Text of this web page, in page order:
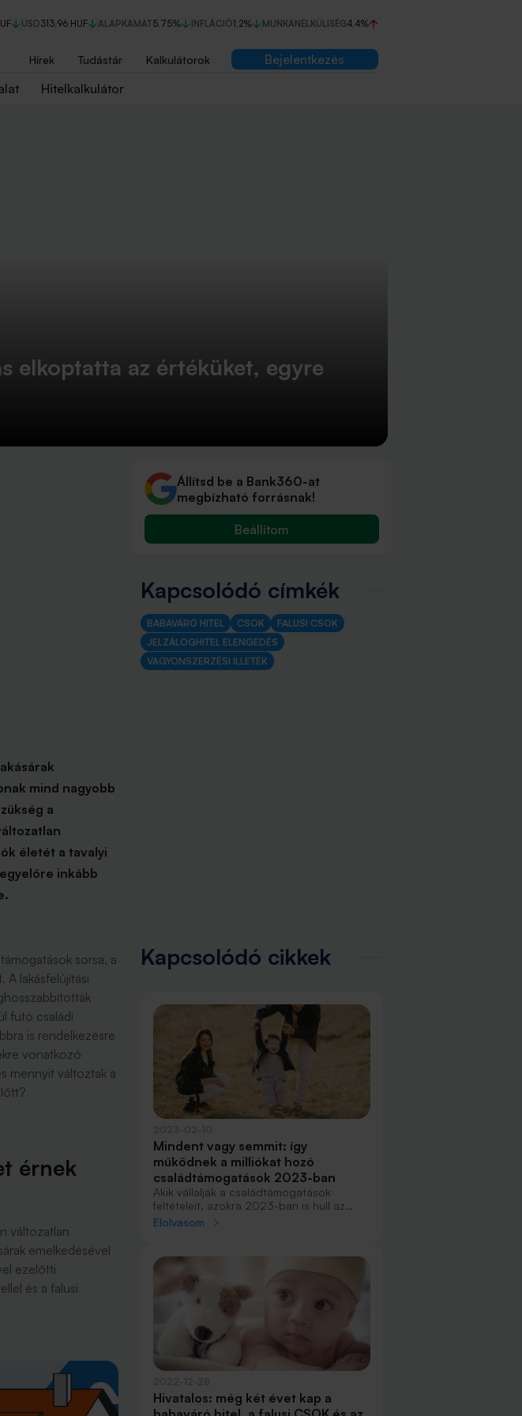
USD313,96 HUF ALAPKAMAT5,75% INFLÁCIÓ1,2% MUNKANÉLKÜLISÉG4,4%
Hírek Tudástár Kalkulátorok
Bejelentkezés
Hitelkalkulátor
elkoptatta az értéküket, egyre
mind nagyobb
a
életét a tavalyi
inkább
sorsa, a
lakásfelújítási
futó családi
is rendelkezésre
vonatkozó
mennyit változtak a
érnek
változatlan
emelkedésével
ezelőtti
és a falusi
Állítsd be a Bank360-at
megbízható forrásnak!
Beállítom
Kapcsolódó címkék
BABAVÁRÓ HITEL CSOK
FALUSI CSOK
JELZÁLOGHITEL ELENGEDÉS
VAGYONSZERZÉSI ILLETÉK
Kapcsolódó cikkek
Mindent vagy semmit: így
működnek a milliókat hozó
családtámogatások 2023-ban
Akik vállalják a családtámogatások
feltételeit, azokra 2023-ban is hull az
állami pénzeső, akik viszont nem tudják
gyermekvállaláshoz kötött támogatási
formák mára megszűntek vagy értelmüket
vesztették, a több gyermekes vagy több
gyermeket vállaló családok viszont szinte
minden élethelyzetben találhatnak olyan
pénzügyi forrásokat, amelyek
megkönnyítik az anyagi helyzetüket.
Elolvasom
Hivatalos: még két évet kap a